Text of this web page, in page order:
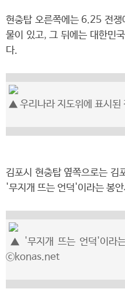
현충탑 오른쪽에는 6.25 전쟁
물이 있고, 그 뒤에는 대한민
다.
▲ 우리나라 지도위에 표시
김포시 현충탑 옆쪽으로는 김
'무지개 뜨는 언덕'이라는 봉
▲ '무지개 뜨는 언덕'이라
ⓒkonas.net